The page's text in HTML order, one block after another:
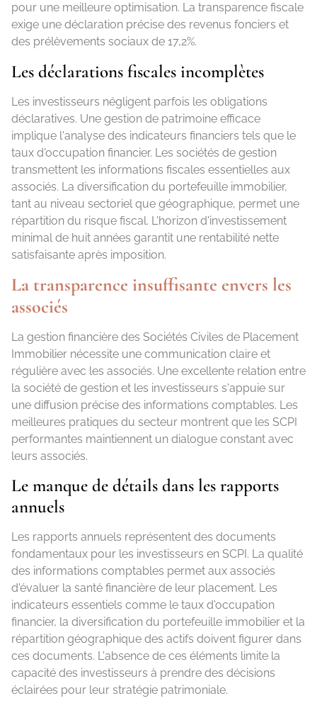
pour une meilleure optimisation. La transparence fiscale
exige une déclaration précise des revenus fonciers et
des prélèvements sociaux de 17,2%.
Les déclarations fiscales incomplètes
Les investisseurs négligent parfois les obligations
déclaratives. Une gestion de patrimoine efficace
implique l'analyse des indicateurs financiers tels que le
taux d'occupation financier. Les sociétés de gestion
transmettent les informations fiscales essentielles aux
associés. La diversification du portefeuille immobilier,
tant au niveau sectoriel que géographique, permet une
répartition du risque fiscal. L'horizon d'investissement
minimal de huit années garantit une rentabilité nette
satisfaisante après imposition.
La transparence insuffisante envers les
associés
La gestion financière des Sociétés Civiles de Placement
Immobilier nécessite une communication claire et
régulière avec les associés. Une excellente relation entre
la société de gestion et les investisseurs s'appuie sur
une diffusion précise des informations comptables. Les
meilleures pratiques du secteur montrent que les SCPI
performantes maintiennent un dialogue constant avec
leurs associés.
Le manque de détails dans les rapports
annuels
Les rapports annuels représentent des documents
fondamentaux pour les investisseurs en SCPI. La qualité
des informations comptables permet aux associés
d'évaluer la santé financière de leur placement. Les
indicateurs essentiels comme le taux d'occupation
financier, la diversification du portefeuille immobilier et la
répartition géographique des actifs doivent figurer dans
ces documents. L'absence de ces éléments limite la
capacité des investisseurs à prendre des décisions
éclairées pour leur stratégie patrimoniale.